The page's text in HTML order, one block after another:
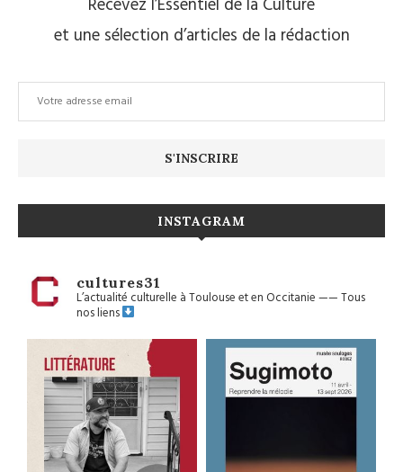
Recevez l’Essentiel de la Culture
et une sélection d’articles de la rédaction
INSTAGRAM
cultures31
L’actualité culturelle à Toulouse et en Occitanie——Tous
nos liens